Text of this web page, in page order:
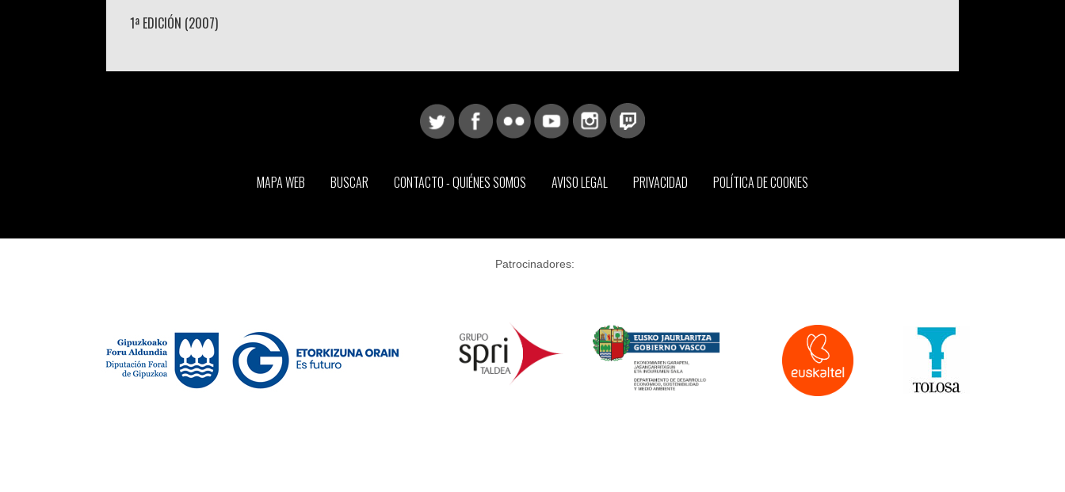
1ª EDICIÓN (2007)
MAPA WEB BUSCAR CONTACTO - QUIÉNES SOMOS AVISO LEGAL PRIVACIDAD POLÍTICA DE COOKIES
Patrocinadores: